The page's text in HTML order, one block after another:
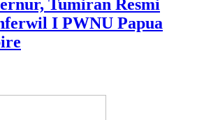
Tumiran Resmi
I PWNU Papua